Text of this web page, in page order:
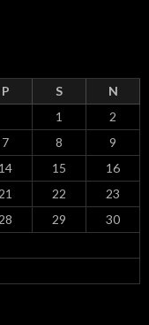
P S N
1
2
7 8
9
14 15
16
21 22
23
28 29
30